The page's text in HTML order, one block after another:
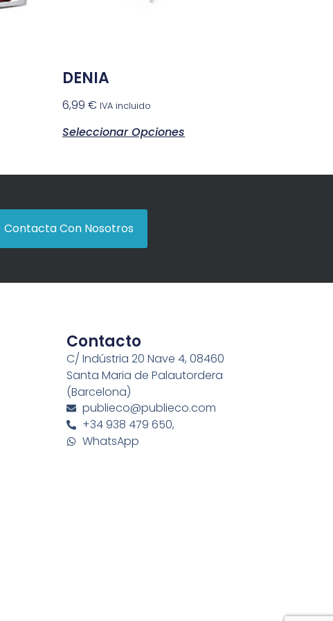
DENIA
6,99 € IVA incluido
Seleccionar Opciones
Contacta Con Nosotros
Contacto
C/ Indústria 20 Nave 4, 08460
Santa Maria de Palautordera
(Barcelona)
publieco@publieco.com
+34 938 479 650,
WhatsApp